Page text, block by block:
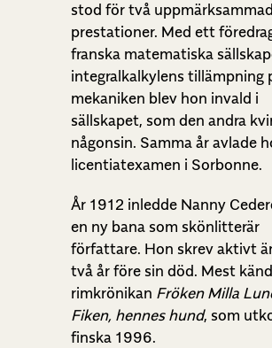
stod för två
prestationer. Med ett
franska matematiska
integralkalkylens tillämpning
mekaniken blev hon invald i
sällskapet, som den andra
någonsin. Samma år avlade
licentiatexamen i Sorbonne.
År 1912 inledde Nanny
en ny bana som skönlitterär
författare. Hon skrev aktivt
två år före sin död. Mest
rimkrönikan Fröken Milla
Fiken, hennes hund, som
finska 1996.